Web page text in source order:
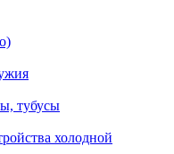
тубусы
холодной